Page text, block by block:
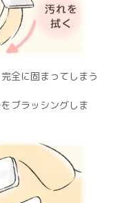
全に固まってしまう
ブラッシングしま